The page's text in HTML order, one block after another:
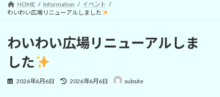
HOME Information
イベント
わいわい広場リニューアルしました
わいわい広場リニューアルしま
した
2026年6月6日
最
2026年6月6日 subsite